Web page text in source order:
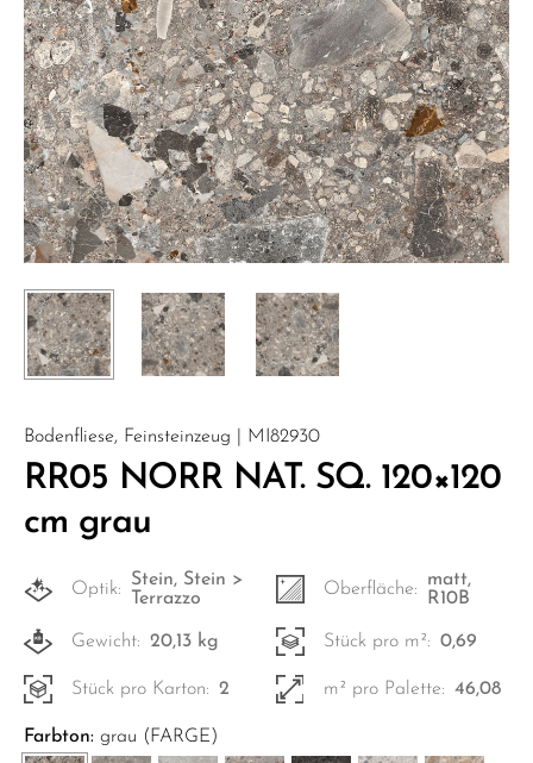
Bodenfliese, Feinsteinzeug | MI82930
RR05 NORR NAT. SQ. 120×120
cm grau
Optik:
Stein, Stein >
Terrazzo
Oberfläche:
matt,
R10B
Gewicht: 20,13 kg Stück pro m²: 0,69
Stück pro Karton: 2 m² pro Palette: 46,08
Farbton: grau (FARGE)